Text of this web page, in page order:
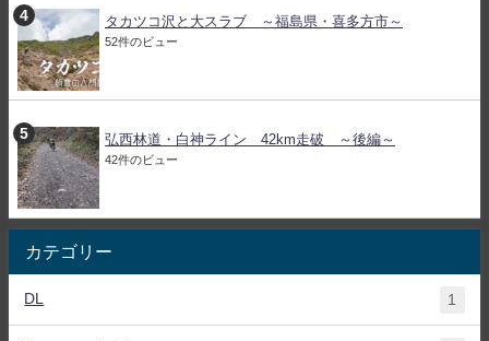
タカツコ沢と大スラブ ～福島県・喜多方市～
52件のビュー
弘西林道・白神ライン 42km走破 ～後編～
42件のビュー
カテゴリー
DL 1